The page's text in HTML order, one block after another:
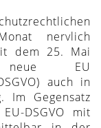
nervlich
dem 25. Mai
EU
auch in
Im Gegensatz
DSGVO mit